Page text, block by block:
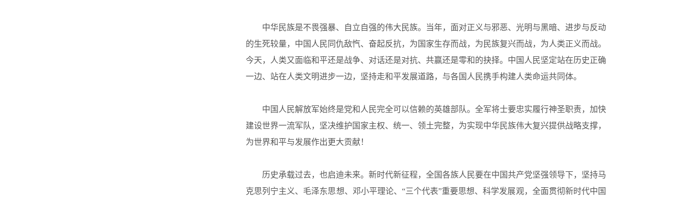
中华民族是不畏强暴、自立自强的伟大民族。当年，面对正义与邪恶、光明与黑暗、进步与反动
的生死较量，中国人民同仇敌忾、奋起反抗，为国家生存而战，为民族复兴而战，为人类正义而战。
今天，人类又面临和平还是战争、对话还是对抗、共赢还是零和的抉择。中国人民坚定站在历史正确
一边、站在人类文明进步一边，坚持走和平发展道路，与各国人民携手构建人类命运共同体。
中国人民解放军始终是党和人民完全可以信赖的英雄部队。全军将士要忠实履行神圣职责，加快
建设世界一流军队，坚决维护国家主权、统一、领土完整，为实现中华民族伟大复兴提供战略支撑，
为世界和平与发展作出更大贡献！
历史承载过去，也启迪未来。新时代新征程，全国各族人民要在中国共产党坚强领导下，坚持马
克思列宁主义、毛泽东思想、邓小平理论、“三个代表”重要思想、科学发展观，全面贯彻新时代中国